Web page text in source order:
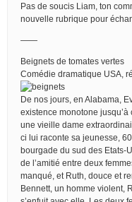
Pas de soucis Liam, ton
nouvelle rubrique pour
——
Beignets de tomates vertes
Comédie dramatique USA,
De nos jours, en Alabama,
existence monotone jusqu’à
une vieille dame
ci lui raconte sa jeunesse,
bourgade du sud des Etats-
de l’amitié entre deux
manqué, et Ruth, douce et
Bennett, un homme violent,